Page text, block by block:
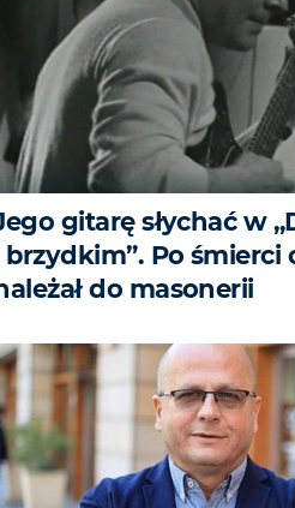
gitarę słychać w
brzydkim”. Po śmierci
do masonerii